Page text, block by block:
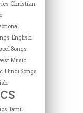
Christian
English
Songs
Music
Hindi Songs
Tamil